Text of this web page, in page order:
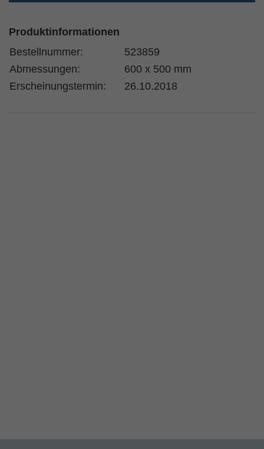
Produktinformationen
Bestellnummer:
523859
Abmessungen:
600 x 500 mm
Erscheinungstermin:
26.10.2018